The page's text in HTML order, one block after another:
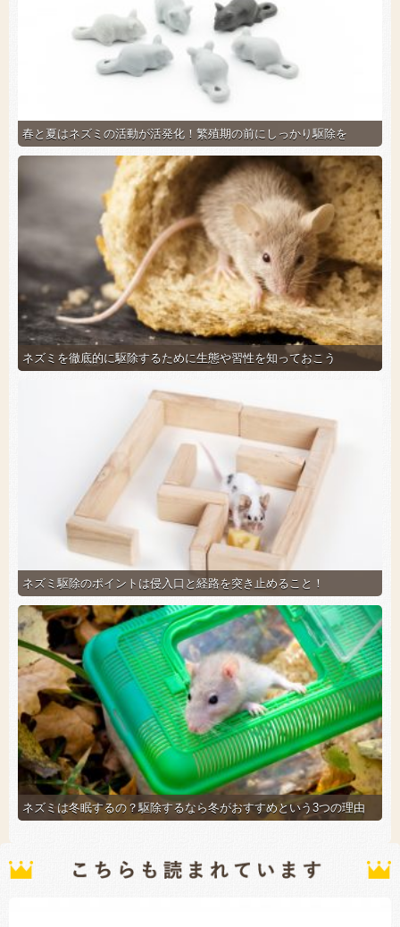
春と夏はネズミの活動が活発化！繁殖期の前にしっかり駆除を
ネズミを徹底的に駆除するために生態や習性を知っておこう
ネズミ駆除のポイントは侵入口と経路を突き止めること！
ネズミは冬眠するの？駆除するなら冬がおすすめという3つの理由